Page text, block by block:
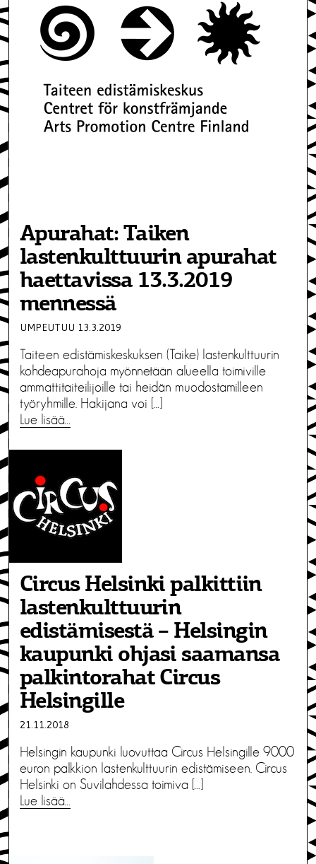
Apurahat: Taiken
lastenkulttuurin apurahat
haettavissa 13.3.2019
mennessä
UMPEUTUU 13.3.2019
Taiteen edistämiskeskuksen (Taike) lastenkulttuurin
kohdeapurahoja myönnetään alueella toimiville
ammattitaiteilijoille tai heidän muodostamilleen
työryhmille. Hakijana voi […]
Lue lisää…
Circus Helsinki palkittiin
lastenkulttuurin
edistämisestä – Helsingin
kaupunki ohjasi saamansa
palkintorahat Circus
Helsingille
21.11.2018
Helsingin kaupunki luovuttaa Circus Helsingille 9000
euron palkkion lastenkulttuurin edistämiseen. Circus
Helsinki on Suvilahdessa toimiva […]
Lue lisää…